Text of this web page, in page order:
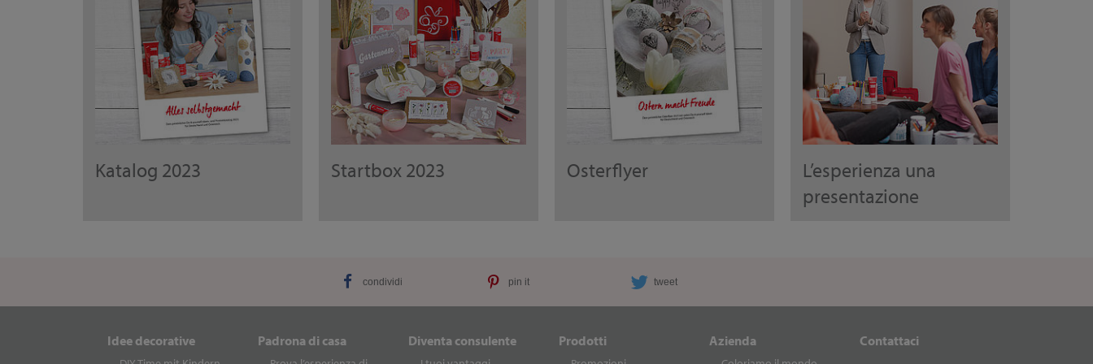
Katalog 2023 Startbox 2023 Osterflyer
L’esperienza una
presentazione
condividi pin it tweet
Idee decorative Padrona di casa Diventa consulente Prodotti Azienda Contattaci